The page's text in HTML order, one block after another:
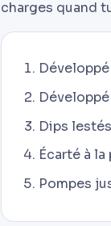
charges quand
Dips
Écarté à
Pompes